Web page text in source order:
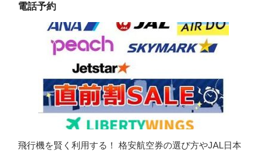
電話予約
飛行機を賢く利用する！ 格安航空券の選び方やJAL日本